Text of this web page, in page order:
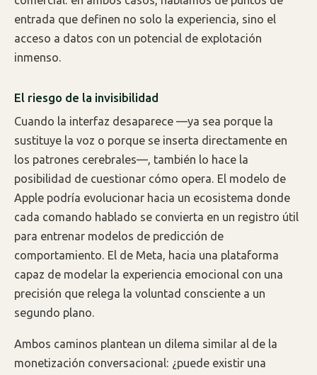
entrada que definen no solo la experiencia, sino el
acceso a datos con un potencial de explotación
inmenso.
El riesgo de la invisibilidad
Cuando la interfaz desaparece —ya sea porque la
sustituye la voz o porque se inserta directamente en
los patrones cerebrales—, también lo hace la
posibilidad de cuestionar cómo opera. El modelo de
Apple podría evolucionar hacia un ecosistema donde
cada comando hablado se convierta en un registro útil
para entrenar modelos de predicción de
comportamiento. El de Meta, hacia una plataforma
capaz de modelar la experiencia emocional con una
precisión que relega la voluntad consciente a un
segundo plano.
Ambos caminos plantean un dilema similar al de la
monetización conversacional: ¿puede existir una